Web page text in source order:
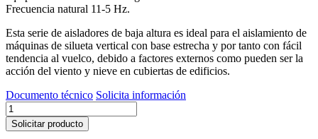
Frecuencia natural 11-5 Hz.
Esta serie de aisladores de baja altura es ideal para el aislamiento de
máquinas de silueta vertical con base estrecha y por tanto con fácil
tendencia al vuelco, debido a factores externos como pueden ser la
acción del viento y nieve en cubiertas de edificios.
Documento técnico Solicita información
Serie
MINI
VIB
Solicitar producto